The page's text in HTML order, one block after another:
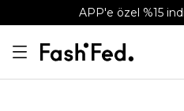
APP'e özel %15